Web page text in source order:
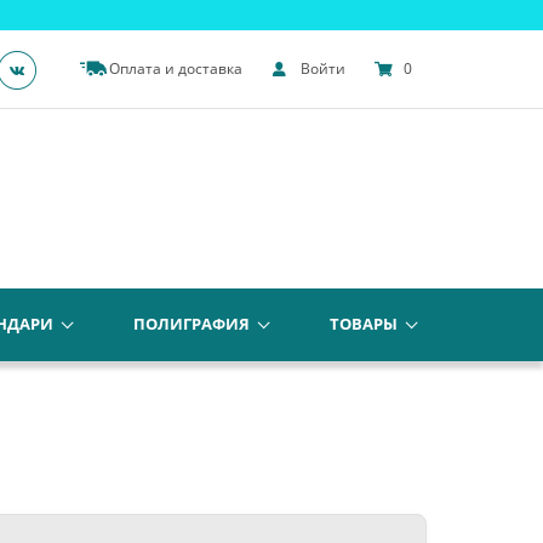
Оплата и доставка Войти 0
ПОЛИГРАФИЯ ТОВАРЫ